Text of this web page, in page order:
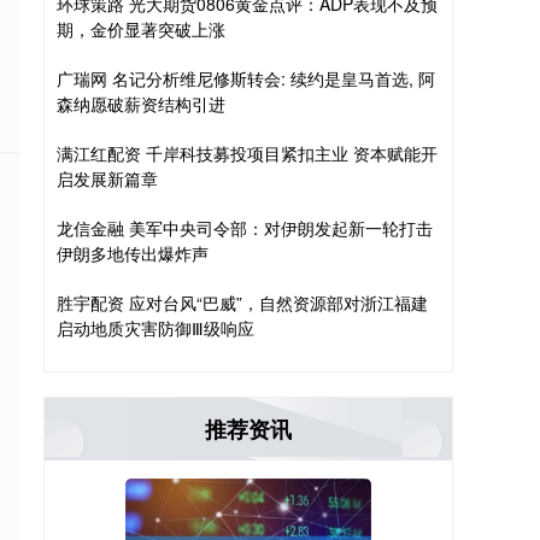
期，金价显著突破上涨
广瑞网 名记分析维尼修斯转会: 续约是皇马首选, 阿
森纳愿破薪资结构引进
满江红配资 千岸科技募投项目紧扣主业 资本赋能开
启发展新篇章
龙信金融 美军中央司令部：对伊朗发起新一轮打击
伊朗多地传出爆炸声
胜宇配资 应对台风“巴威”，自然资源部对浙江福建
启动地质灾害防御Ⅲ级响应
推荐资讯